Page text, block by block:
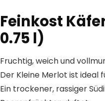
Feinkost
0.75 l)
Fruchtig, weich und
Der Kleine Merlot ist ideal
Ein trockener, rassiger